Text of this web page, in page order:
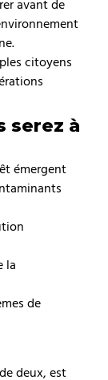
avant de
citoyens
serez à
émergent
la
de
deux, est